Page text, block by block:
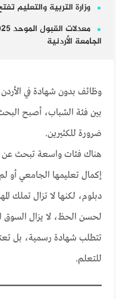
وزارة التربية والتعليم تفتح
الجامعة الأردنية
وظائف بدون شهادة في الأردن
بين فئة الشباب، أصبح
ضرورة للكثيرين.
هناك فئات واسعة تبحث
إكمال تعليمها الجامعي أو
دبلوم، لكنها لا تزال تملك
لحسن الحظ، لا يزال
تتطلب شهادة رسمية، بل
للتعلم.